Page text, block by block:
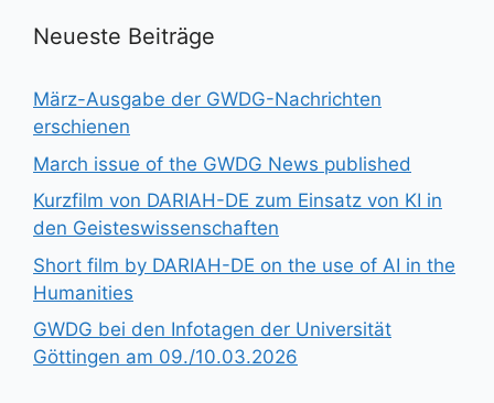
Neueste Beiträge
März-Ausgabe der GWDG-Nachrichten
erschienen
March issue of the GWDG News published
Kurzfilm von DARIAH-DE zum Einsatz von KI in
den Geisteswissenschaften
Short film by DARIAH-DE on the use of AI in the
Humanities
GWDG bei den Infotagen der Universität
Göttingen am 09./10.03.2026